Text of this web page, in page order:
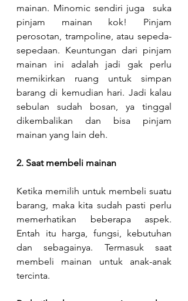
mainan. Minomic sendiri juga  suka
pinjam mainan kok! Pinjam
perosotan, trampoline, atau sepeda-
sepedaan. Keuntungan dari pinjam
mainan ini adalah jadi gak perlu
memikirkan ruang untuk simpan
barang di kemudian hari. Jadi kalau
sebulan sudah bosan, ya tinggal
dikembalikan dan bisa pinjam
mainan yang lain deh.
2. Saat membeli mainan
Ketika memilih untuk membeli suatu
barang, maka kita sudah pasti perlu
memerhatikan beberapa aspek.
Entah itu harga, fungsi, kebutuhan
dan sebagainya. Termasuk saat
membeli mainan untuk anak-anak
tercinta.